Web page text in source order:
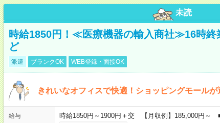
未読
時給1850円！≪医療機器の輸入商社≫16時終
ど
派遣 ブランクOK WEB登録・面接OK
きれいなオフィスで快適！ショッピングモールが
給与 時給1850円～1900円＋交 【月収例】185,000円～